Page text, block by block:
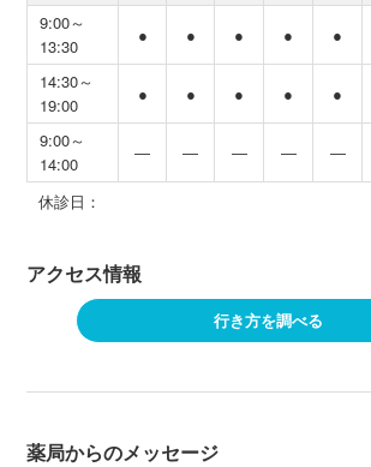
9:00～
13:30
● ● ● ● ●
14:30～
19:00
● ● ● ● ●
9:00～
14:00
― ― ― ― ―
休診日：
アクセス情報
行き方を調べる
薬局からのメッセージ